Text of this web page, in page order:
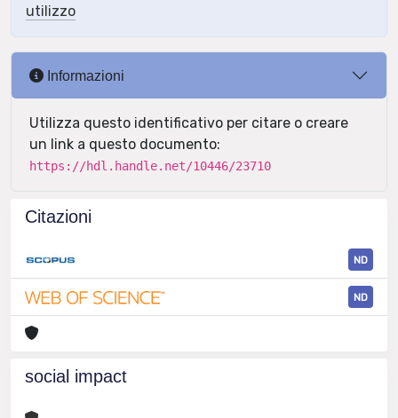
utilizzo
Informazioni
Utilizza questo identificativo per citare o creare
un link a questo documento:
https://hdl.handle.net/10446/23710
Citazioni
ND
ND
social impact